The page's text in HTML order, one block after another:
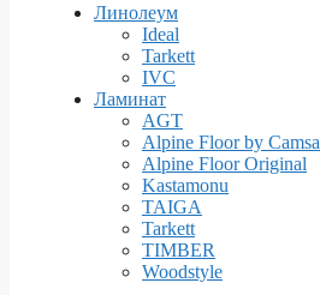
Линолеум
Ideal
Tarkett
IVC
Ламинат
AGT
Alpine Floor by
Alpine Floor Original
Kastamonu
TAIGA
Tarkett
TIMBER
Woodstyle